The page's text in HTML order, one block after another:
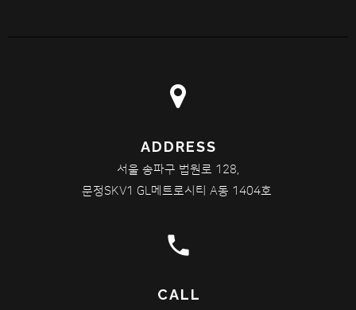
ADDRESS
서울 송파구 법원로 128,
문정SKV1 GL메트로시티 A동 1404호
phone
CALL